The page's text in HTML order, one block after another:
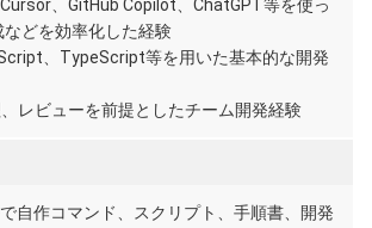
Cursor、GitHub Copilot、ChatGPT等を使っ
どを効率化した経験
、TypeScript等を用いた基本的な開発
レビューを前提としたチーム開発経験
で自作コマンド、スクリプト、手順書、開発